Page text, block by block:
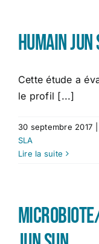
Humain Jun
Cette étude a
le profil [...]
30 septembre 2017
SLA
Lire la suite